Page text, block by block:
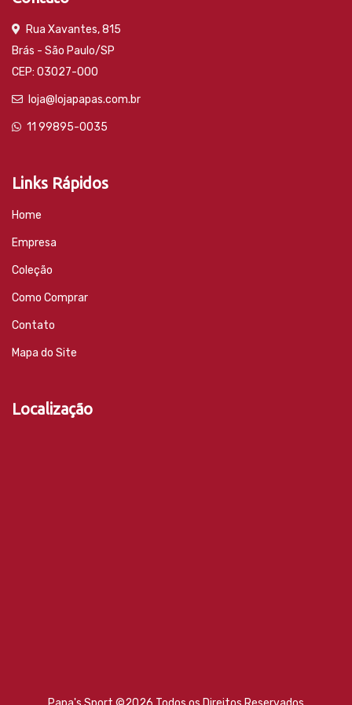
Rua Xavantes, 815
Brás - São Paulo/SP
CEP: 03027-000
loja@lojapapas.com.br
11 99895-0035
Links Rápidos
Home
Empresa
Coleção
Como Comprar
Contato
Mapa do Site
Localização